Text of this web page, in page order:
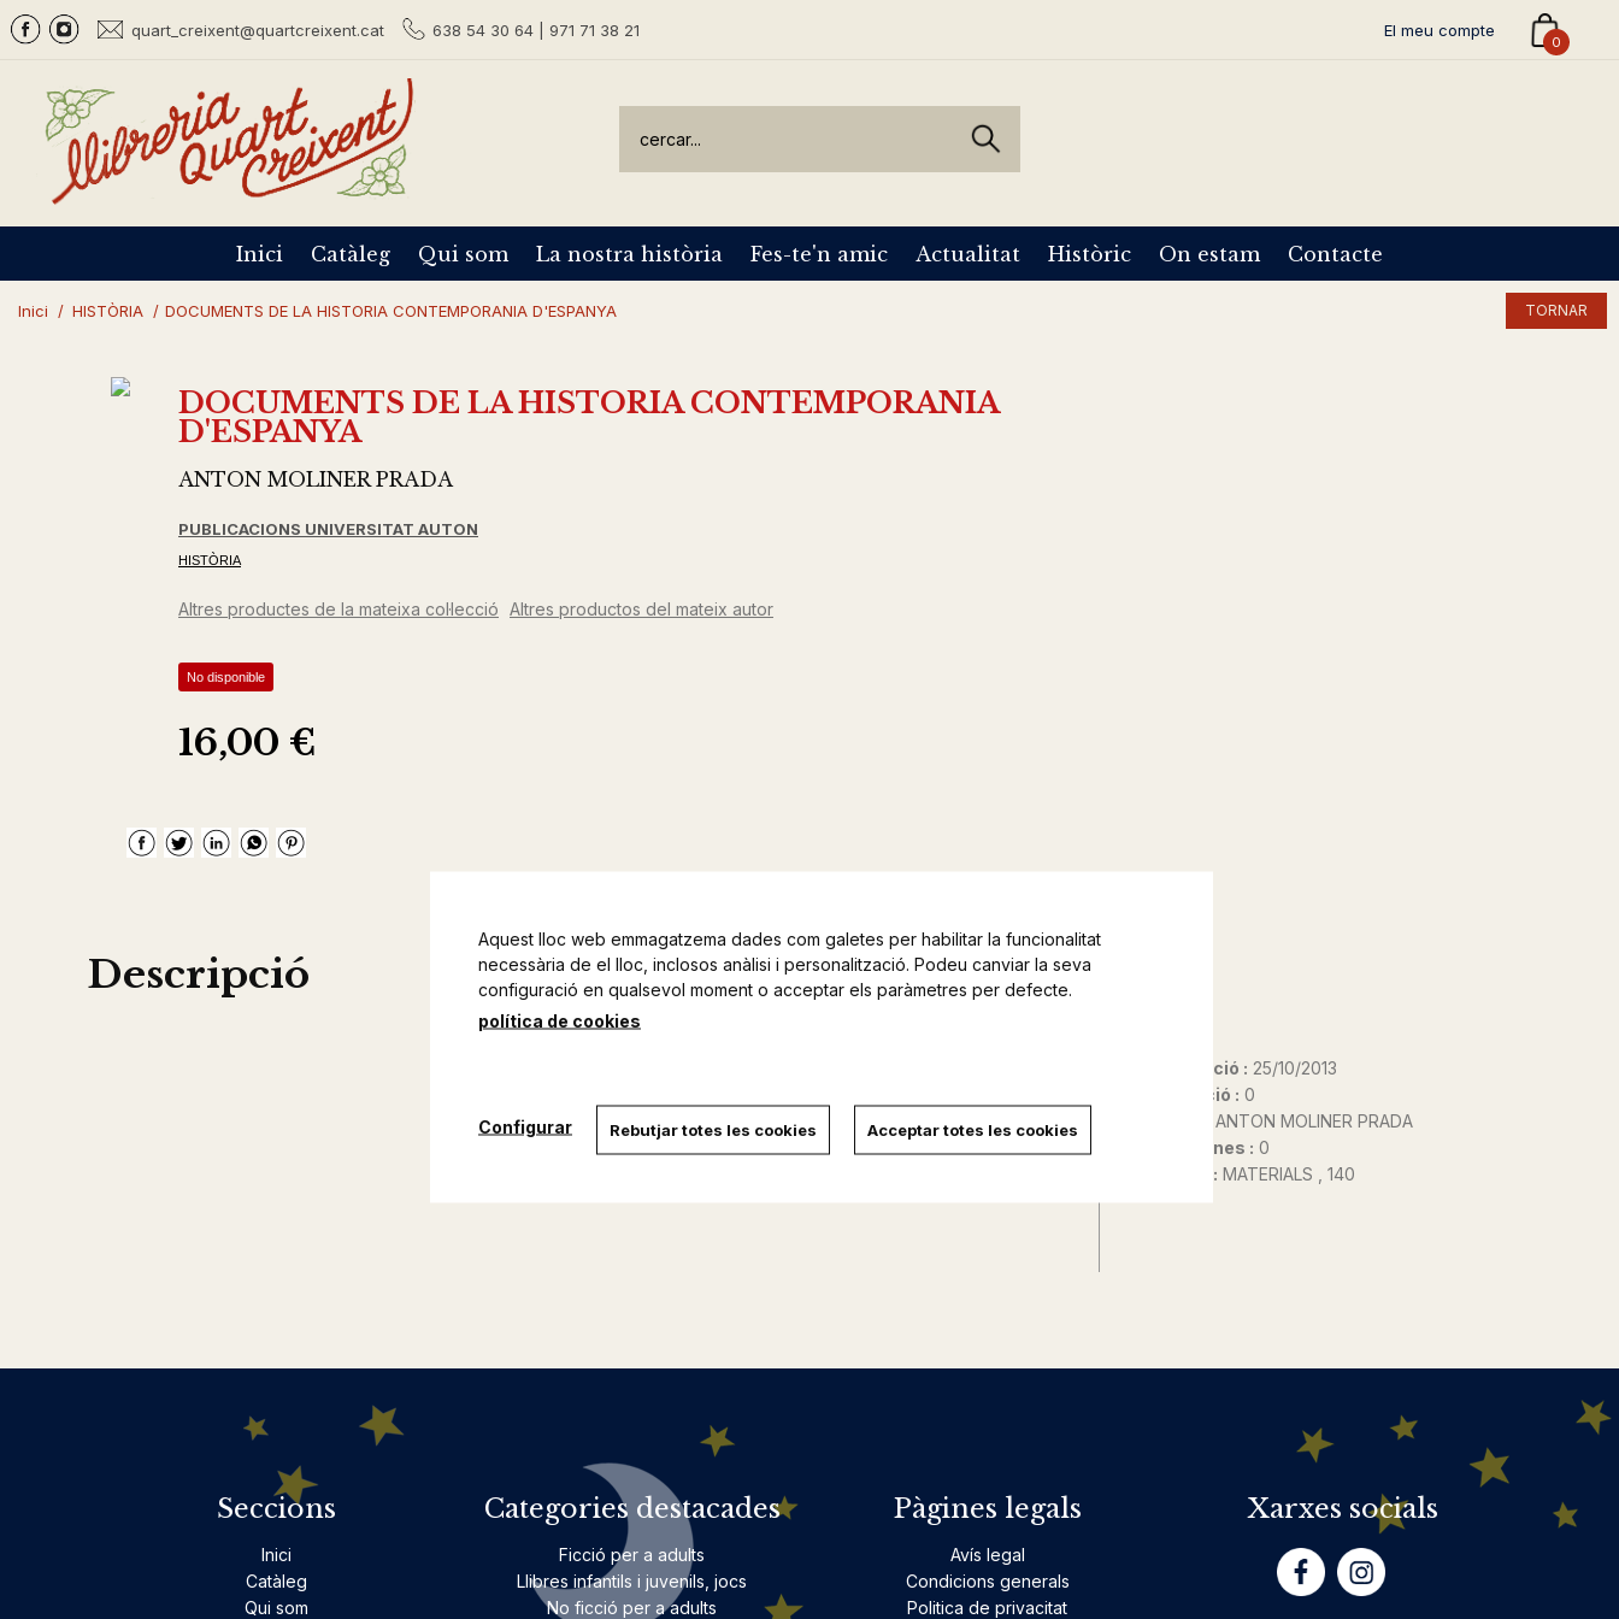
quart_creixent@quartcreixent.cat 638 54 30 64 | 971 71 38 21 El meu compte
0
Inici Catàleg Qui som La nostra història Fes-te'n amic Actualitat Històric On estam Contacte
Inici / HISTÒRIA / DOCUMENTS DE LA HISTORIA CONTEMPORANIA D'ESPANYA TORNAR
DOCUMENTS DE LA HISTORIA CONTEMPORANIA
D'ESPANYA
ANTON MOLINER PRADA
PUBLICACIONS UNIVERSITAT AUTON
HISTÒRIA
Altres productes de la mateixa col·lecció Altres productos del mateix autor
No disponible
16,00 €
Descripció
Data d'edició : 25/10/2013
Any d'edició : 0
ANTON MOLINER PRADA
Nº de pàgines : 0
Col·lecció : MATERIALS , 140
Seccions
Inici
Catàleg
Qui som
Categories destacades
Ficció per a adults
Llibres infantils i juvenils, jocs
No ficció per a adults
Pàgines legals
Avís legal
Condicions generals
Politica de privacitat
Xarxes socials
Aquest lloc web emmagatzema dades com galetes per habilitar la funcionalitat
necessària de el lloc, inclosos anàlisi i personalització. Podeu canviar la seva
configuració en qualsevol moment o acceptar els paràmetres per defecte.
política de cookies
Configurar Rebutjar totes les cookies Acceptar totes les cookies